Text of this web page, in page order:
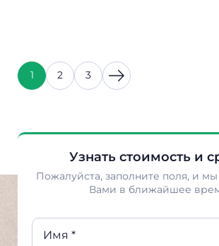
1 2 3
Узнать стоимость и
Пожалуйста, заполните поля, и
Вами в ближайшее
Имя *